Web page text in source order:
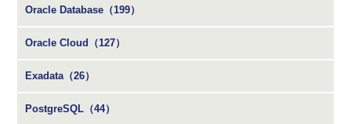
Oracle Database（199）
Oracle Cloud（127）
Exadata（26）
PostgreSQL（44）